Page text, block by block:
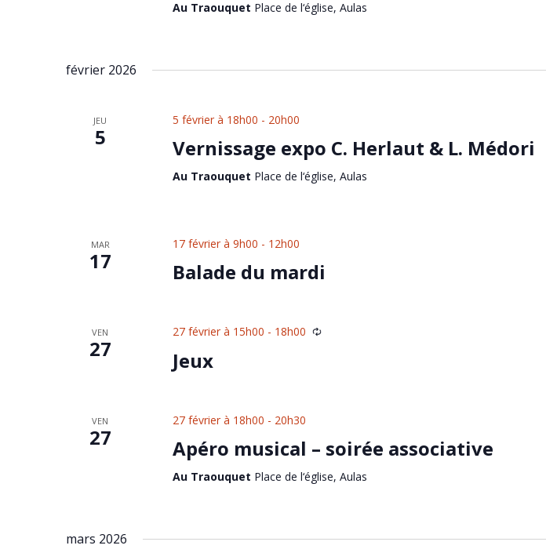
Au Traouquet Place de l‘église, Aulas
février 2026
JEU
5
5 février à 18h00 - 20h00
Vernissage expo C. Herlaut & L. Médori
Au Traouquet Place de l‘église, Aulas
MAR
17
17 février à 9h00 - 12h00
Balade du mardi
VEN
27
27 février à 15h00 - 18h00
Jeux
VEN
27
27 février à 18h00 - 20h30
Apéro musical – soirée associative
Au Traouquet Place de l‘église, Aulas
mars 2026